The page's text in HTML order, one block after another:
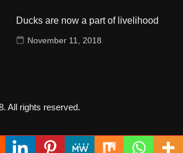
Ducks are now a part of livelihood
November 11, 2018
All rights reserved.